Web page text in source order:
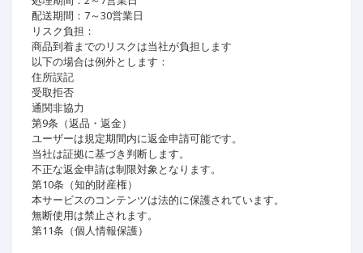
配送期間：7～30営業日
リスク負担：
商品到着までのリスクは当社が負担します
以下の場合は例外とします：
住所誤記
受取拒否
通関非協力
第9条（返品・返金）
ユーザーは規定期間内に返金申請可能です。
当社は証拠に基づき判断します。
不正な返金申請は制限対象となります。
第10条（知的財産権）
本サービスのコンテンツは法的に保護されています。
無断使用は禁止されます。
第11条（個人情報保護）